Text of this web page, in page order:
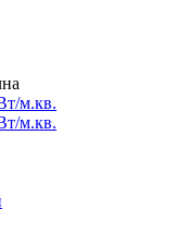
м.кв.
м.кв.